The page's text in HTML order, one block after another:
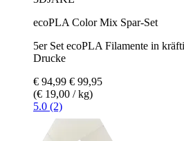
ecoPLA Color Mix Spar-Set
5er Set ecoPLA Filamente in
Drucke
€ 94,99 € 99,95
(€ 19,00 / kg)
5.0 (2)